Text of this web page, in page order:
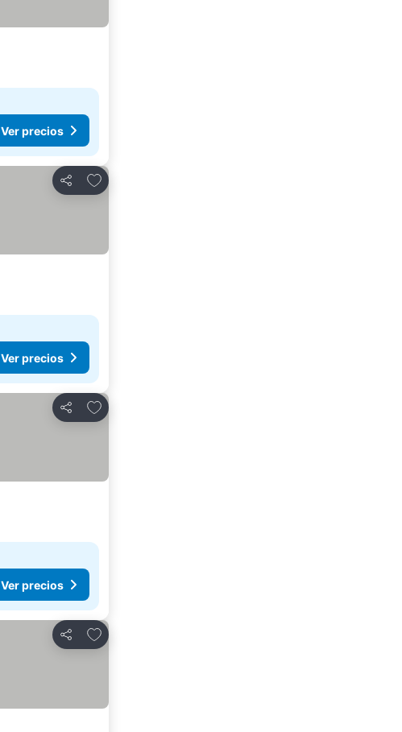
Ver precios
Compartir
Agregar a favoritos
Ver precios
Compartir
Agregar a favoritos
Ver precios
Compartir
Agregar a favoritos